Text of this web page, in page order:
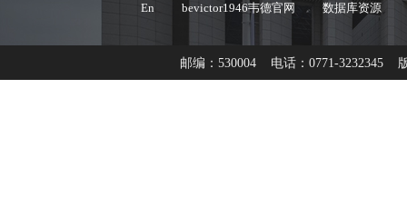
En bevictor1946韦德官网 数据库资源
邮编：530004 电话：0771-3232345